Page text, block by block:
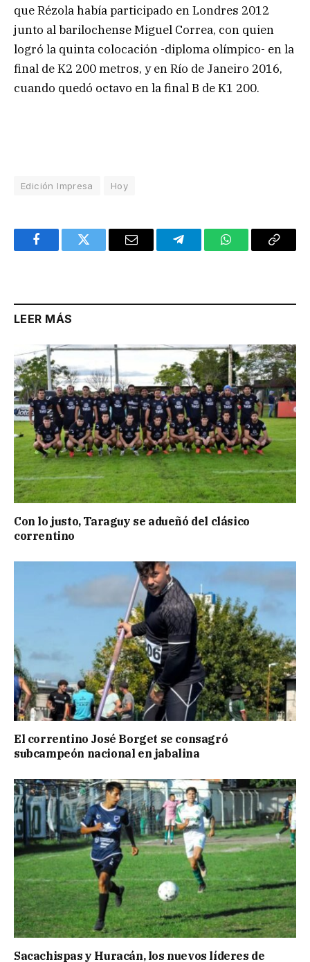
que Rézola había participado en Londres 2012
junto al barilochense Miguel Correa, con quien
logró la quinta colocación -diploma olímpico- en la
final de K2 200 metros, y en Río de Janeiro 2016,
cuando quedó octavo en la final B de K1 200.
Edición Impresa Hoy
FacebookTwitter Email TelegramWhatsAppCopy
LEER MÁS
Con lo justo, Taraguy se adueñó del clásico
correntino
El correntino José Borget se consagró
subcampeón nacional en jabalina
Sacachispas y Huracán, los nuevos líderes de